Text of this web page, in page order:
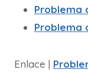
Problema
Problema
Enlace |